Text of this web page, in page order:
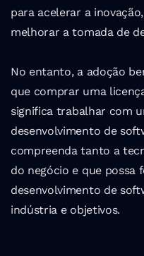
para acelerar a
melhorar a tomada de
No entanto, a adoção
que comprar uma
significa trabalhar com
desenvolvimento de
compreenda tanto a
do negócio e que possa
desenvolvimento de
indústria e objetivos.